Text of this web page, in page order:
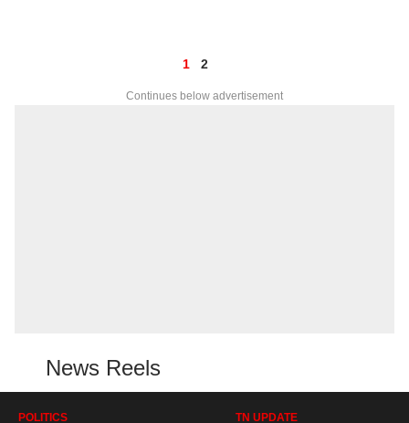
1 2
Continues below advertisement
News Reels
POLITICS TN UPDATE